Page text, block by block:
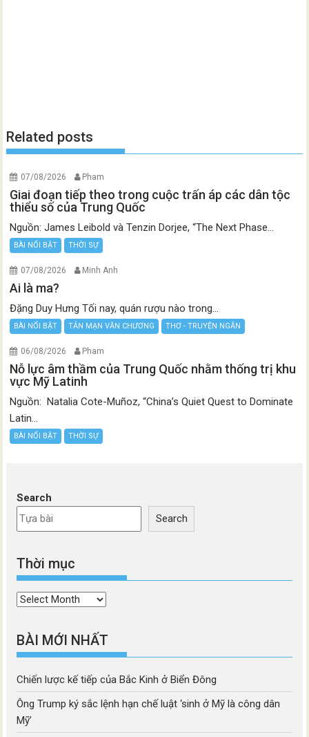
Related posts
07/08/2026 Pham
Giai đoạn tiếp theo trong cuộc trấn áp các dân tộc
thiểu số của Trung Quốc
Nguồn: James Leibold và Tenzin Dorjee, “The Next Phase...
BÀI NỔI BẬT THỜI SỰ
07/08/2026 Minh Anh
Ai là ma?
Đặng Duy Hưng Tối nay, quán rượu nào trong...
BÀI NỔI BẬT TẢN MẠN VĂN CHƯƠNG THƠ - TRUYỆN NGẮN
06/08/2026 Pham
Nỗ lực âm thầm của Trung Quốc nhằm thống trị khu
vực Mỹ Latinh
Nguồn: Natalia Cote-Muñoz, “China’s Quiet Quest to Dominate
Latin...
BÀI NỔI BẬT THỜI SỰ
Search
Search
Thời mục
Thời
BÀI MỚI NHẤT
Chiến lược kế tiếp của Bắc Kinh ở Biển Đông
Ông Trump ký sắc lệnh hạn chế luật ‘sinh ở Mỹ là công dân
Mỹ’